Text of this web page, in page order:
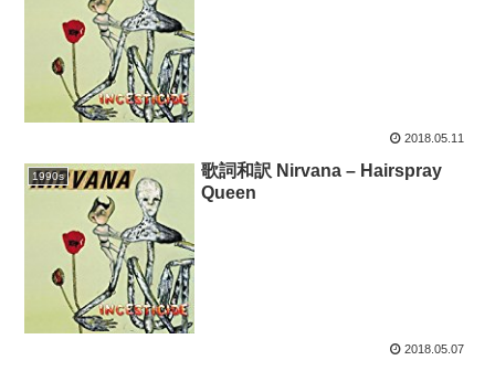
2018.05.11
1990s
歌詞和訳 Nirvana – Hairspray
Queen
2018.05.07